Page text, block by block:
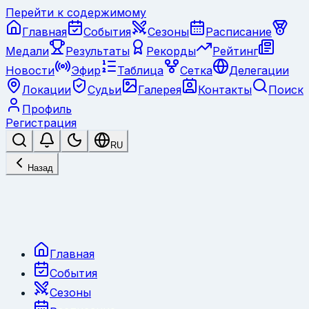
Перейти к содержимому
Главная
События Сезоны
Расписание
Медали
Результаты Рекорды
Рейтинг
Новости
Эфир Таблица Сетка
Делегации
Локации
Судьи Галерея Контакты
Поиск
Профиль
Регистрация
RU
Назад
Главная
События
Сезоны